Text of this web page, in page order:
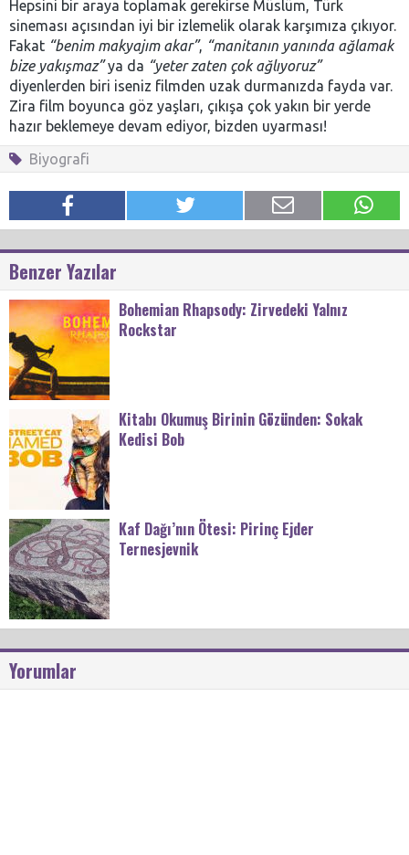
Hepsini bir araya toplamak gerekirse Müslüm, Türk
sineması açısından iyi bir izlemelik olarak karşımıza çıkıyor.
Fakat “benim makyajım akar”, “manitanın yanında ağlamak
bize yakışmaz”ya da “yeter zaten çok ağlıyoruz”
diyenlerden biri iseniz filmden uzak durmanızda fayda var.
Zira film boyunca göz yaşları, çıkışa çok yakın bir yerde
hazır beklemeye devam ediyor, bizden uyarması!
Biyografi
Benzer Yazılar
Bohemian Rhapsody: Zirvedeki Yalnız
Rockstar
Kitabı Okumuş Birinin Gözünden: Sokak
Kedisi Bob
Kaf Dağı’nın Ötesi: Pirinç Ejder
Ternesjevnik
Yorumlar